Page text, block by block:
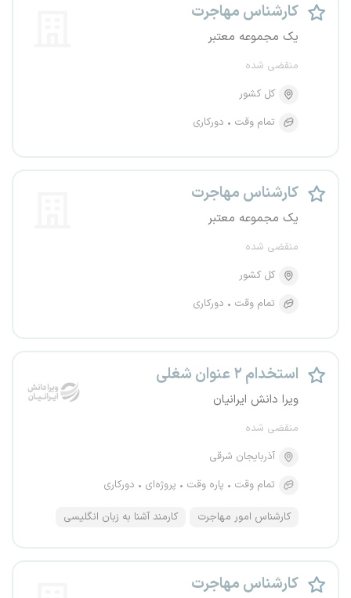
کارشناس مهاجرت
یک مجموعه معتبر
منقضی شده
کل کشور
تمام وقت
دورکاری
کارشناس مهاجرت
یک مجموعه معتبر
منقضی شده
کل کشور
تمام وقت
دورکاری
استخدام ۲ عنوان شغلی
ویرا دانش ایرانیان
منقضی شده
آذربایجان شرقی
تمام وقت
پاره وقت پروژه‌ای دورکاری
کارشناس امور مهاجرت کارمند آشنا به زبان انگلیسی
کارشناس مهاجرت